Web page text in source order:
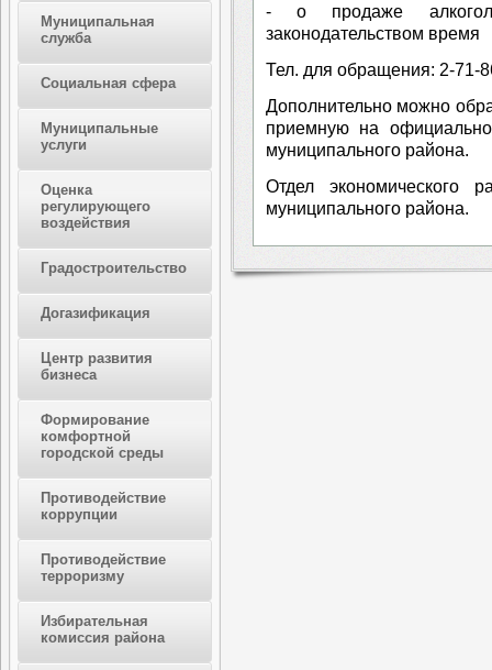
Муниципальная
служба
Социальная сфера
Муниципальные
услуги
Оценка
регулирующего
воздействия
Градостроительство
Догазификация
Центр развития
бизнеса
Формирование
комфортной
городской среды
Противодействие
коррупции
Противодействие
терроризму
Избирательная
комиссия района
- о продаже
законодательством время
Тел. для обращения: 2-71-
Дополнительно можно
приемную на
муниципального района.
Отдел экономического
муниципального района.